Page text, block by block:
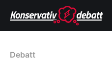
Debatt